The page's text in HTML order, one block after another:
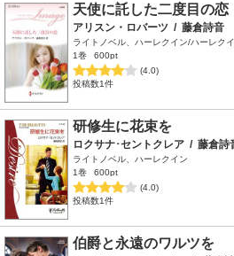
天使に託した二度目の恋
アリスン・ロバーツ / 藤倉詩音
ライトノベル、ハーレクイン/ハーレク
1巻
600pt
(4.0)
投稿数1件
研修生に花束を
ロクサナ･セントクレア / 藤倉詩
ライトノベル、ハーレクイン
1巻
600pt
(4.0)
投稿数1件
伯爵と永遠のワルツを